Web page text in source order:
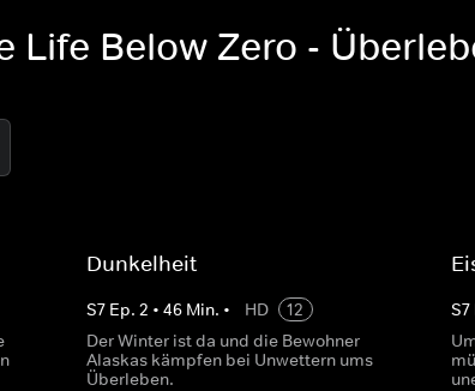
Life Below Zero -
Dunkelheit
S7 Ep.2 •46 Min. • HD
12
Der Winter ist da und die Bewohner
Alaskas kämpfen bei Unwettern ums
Überleben.
S7